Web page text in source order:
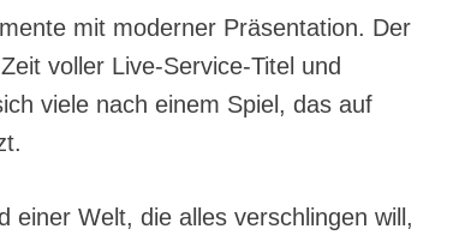
mit moderner Präsentation. Der
voller Live-Service-Titel und
viele nach einem Spiel, das auf
einer Welt, die alles verschlingen will,